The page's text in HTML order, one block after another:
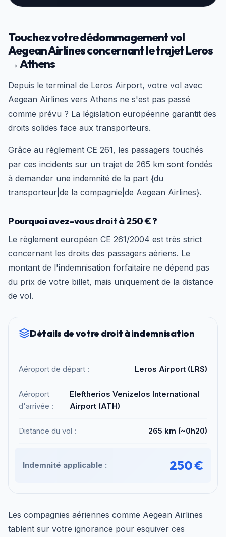
Touchez votre dédommagement vol
Aegean Airlines concernant le trajet Leros
→ Athens
Depuis le terminal de Leros Airport, votre vol avec
Aegean Airlines vers Athens ne s'est pas passé
comme prévu ? La législation européenne garantit des
droits solides face aux transporteurs.
Grâce au règlement CE 261, les passagers touchés
par ces incidents sur un trajet de 265 km sont fondés
à demander une indemnité de la part {du
transporteur|de la compagnie|de Aegean Airlines}.
Pourquoi avez-vous droit à 250 € ?
Le règlement européen CE 261/2004 est très strict
concernant les droits des passagers aériens. Le
montant de l'indemnisation forfaitaire ne dépend pas
du prix de votre billet, mais uniquement de la distance
de vol.
Détails de votre droit à indemnisation
Aéroport de départ : Leros Airport (LRS)
Aéroport
d'arrivée :
Eleftherios Venizelos International
Airport (ATH)
Distance du vol : 265 km (~0h20)
Indemnité applicable : 250 €
Les compagnies aériennes comme Aegean Airlines
tablent sur votre ignorance pour esquiver ces